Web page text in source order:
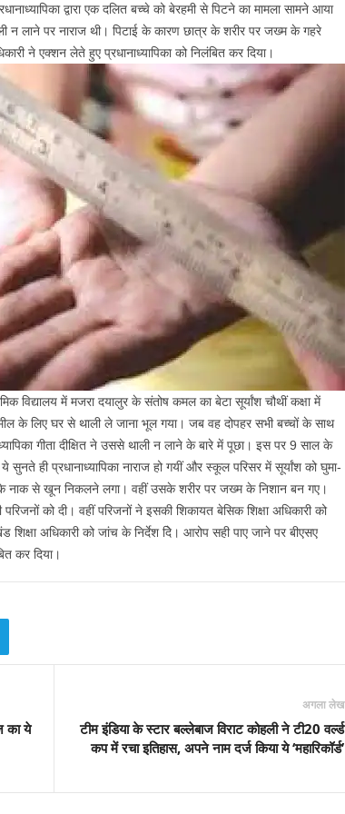
द्वारा एक दलित बच्चे को बेरहमी से पिटने का मामला सामने आया
न लाने पर नाराज थी। पिटाई के कारण छात्र के शरीर पर जख्म के गहरे
ने एक्शन लेते हुए प्रधानाध्यापिका को निलंबित कर दिया।
विद्यालय में मजरा दयालुर के संतोष कमल का बेटा सूर्यांश चौथीं कक्षा में
के लिए घर से थाली ले जाना भूल गया। जब वह दोपहर सभी बच्चों के साथ
गीता दीक्षित ने उससे थाली न लाने के बारे में पूछा। इस पर 9 साल के
ही प्रधानाध्यापिका नाराज हो गयीं और स्कूल परिसर में सूर्यांश को घुमा-
नाक से खून निकलने लगा। वहीं उसके शरीर पर जख्म के निशान बन गए।
को दी। वहीं परिजनों ने इसकी शिकायत बेसिक शिक्षा अधिकारी को
अधिकारी को जांच के निर्देश दिे। आरोप सही पाए जाने पर बीएसए
कर दिया।
का ये
अगला लेख
टीम इंडिया के स्टार बल्लेबाज विराट कोहली ने टी20 वर्ल्ड
कप में रचा इतिहास, अपने नाम दर्ज किया ये ‘महारिकॉर्ड’